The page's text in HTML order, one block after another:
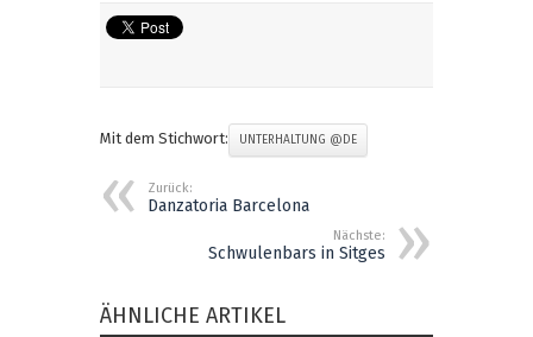
Mit dem Stichwort: UNTERHALTUNG @DE
Zurück:
Danzatoria Barcelona
Nächste:
Schwulenbars in Sitges
ÄHNLICHE ARTIKEL